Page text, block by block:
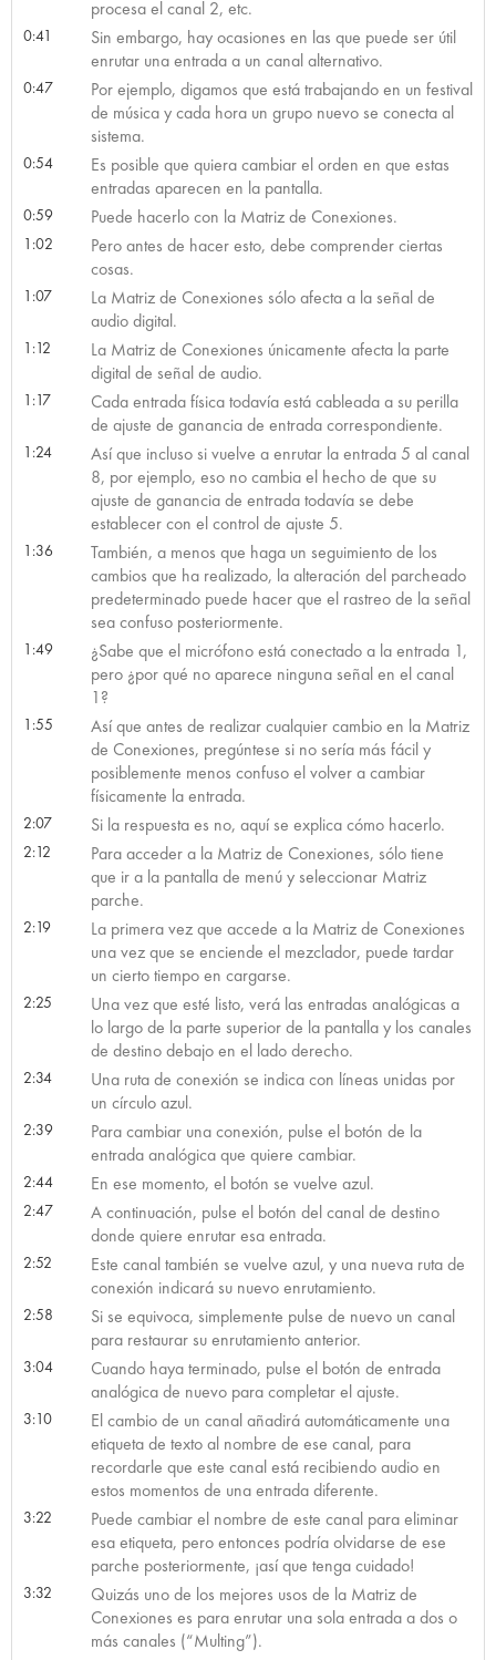
procesa el canal 2, etc.
0:41
Sin embargo, hay ocasiones en las que puede ser útil
enrutar una entrada a un canal alternativo.
0:47
Por ejemplo, digamos que está trabajando en un festival
de música y cada hora un grupo nuevo se conecta al
sistema.
0:54
Es posible que quiera cambiar el orden en que estas
entradas aparecen en la pantalla.
0:59 Puede hacerlo con la Matriz de Conexiones.
1:02
Pero antes de hacer esto, debe comprender ciertas
cosas.
1:07
La Matriz de Conexiones sólo afecta a la señal de
audio digital.
1:12
La Matriz de Conexiones únicamente afecta la parte
digital de señal de audio.
1:17
Cada entrada física todavía está cableada a su perilla
de ajuste de ganancia de entrada correspondiente.
1:24
Así que incluso si vuelve a enrutar la entrada 5 al canal
8, por ejemplo, eso no cambia el hecho de que su
ajuste de ganancia de entrada todavía se debe
establecer con el control de ajuste 5.
1:36
También, a menos que haga un seguimiento de los
cambios que ha realizado, la alteración del parcheado
predeterminado puede hacer que el rastreo de la señal
sea confuso posteriormente.
1:49
¿Sabe que el micrófono está conectado a la entrada 1,
pero ¿por qué no aparece ninguna señal en el canal
1?
1:55
Así que antes de realizar cualquier cambio en la Matriz
de Conexiones, pregúntese si no sería más fácil y
posiblemente menos confuso el volver a cambiar
físicamente la entrada.
2:07 Si la respuesta es no, aquí se explica cómo hacerlo.
2:12
Para acceder a la Matriz de Conexiones, sólo tiene
que ir a la pantalla de menú y seleccionar Matriz
parche.
2:19
La primera vez que accede a la Matriz de Conexiones
una vez que se enciende el mezclador, puede tardar
un cierto tiempo en cargarse.
2:25
Una vez que esté listo, verá las entradas analógicas a
lo largo de la parte superior de la pantalla y los canales
de destino debajo en el lado derecho.
2:34
Una ruta de conexión se indica con líneas unidas por
un círculo azul.
2:39
Para cambiar una conexión, pulse el botón de la
entrada analógica que quiere cambiar.
2:44 En ese momento, el botón se vuelve azul.
2:47
A continuación, pulse el botón del canal de destino
donde quiere enrutar esa entrada.
2:52
Este canal también se vuelve azul, y una nueva ruta de
conexión indicará su nuevo enrutamiento.
2:58
Si se equivoca, simplemente pulse de nuevo un canal
para restaurar su enrutamiento anterior.
3:04
Cuando haya terminado, pulse el botón de entrada
analógica de nuevo para completar el ajuste.
3:10
El cambio de un canal añadirá automáticamente una
etiqueta de texto al nombre de ese canal, para
recordarle que este canal está recibiendo audio en
estos momentos de una entrada diferente.
3:22
Puede cambiar el nombre de este canal para eliminar
esa etiqueta, pero entonces podría olvidarse de ese
parche posteriormente, ¡así que tenga cuidado!
3:32
Quizás uno de los mejores usos de la Matriz de
Conexiones es para enrutar una sola entrada a dos o
más canales (“Multing”).